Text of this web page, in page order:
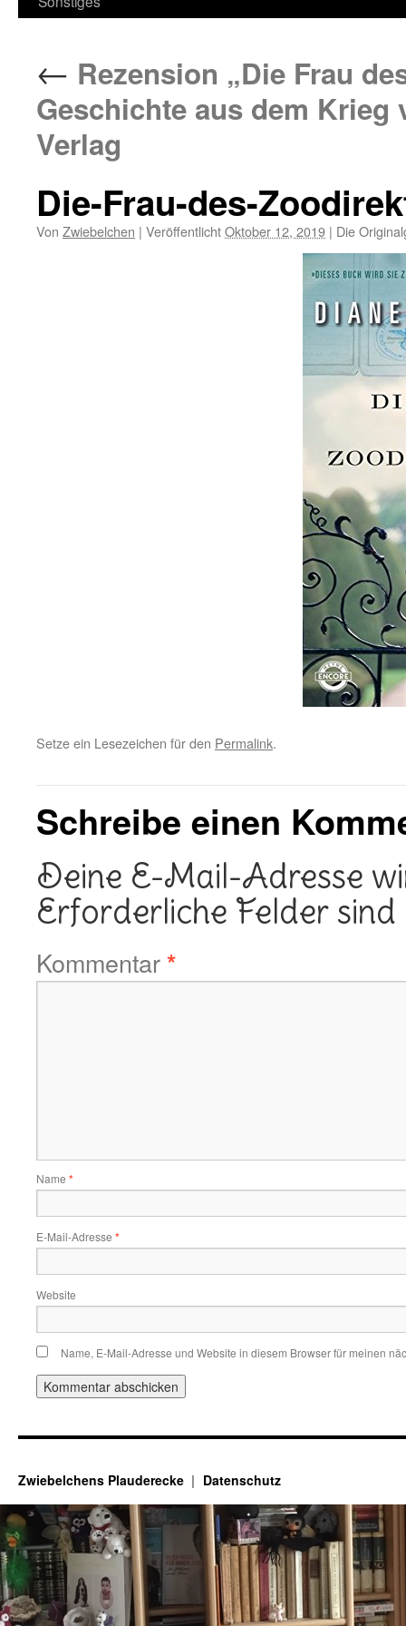
← Rezension „Die Frau
Geschichte aus dem Krieg
Verlag
Die-Frau-des-
Von Zwiebelchen | VeröffentlichtOktober 12, 2019 | Die
Setze ein Lesezeichen für den Permalink.
Schreibe einen
Deine E-Mail-Adresse
Erforderliche Felder
Kommentar*
Name *
E-Mail-Adresse *
Website
Name, E-Mail-Adresse und Website in diesem Browser für meinen
Zwiebelchens Plauderecke Datenschutz